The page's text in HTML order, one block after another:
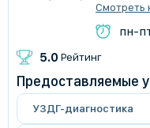
Смотреть
пн-
5.0 Рейтинг
Предоставляемые
УЗДГ-диагностика